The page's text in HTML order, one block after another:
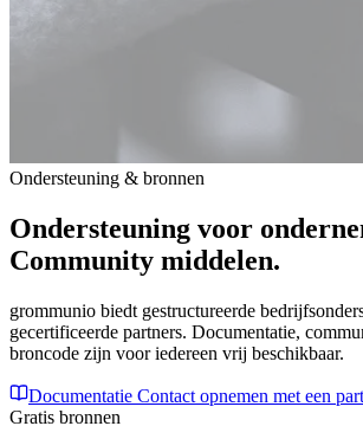
Ondersteuning & bronnen
Ondersteuning voor
Community middelen.
grommunio biedt gestructureerde
gecertificeerde partners. Documentatie,
broncode zijn voor iedereen vrij beschikbaar.
Documentatie Contact opnemen met een
Gratis bronnen